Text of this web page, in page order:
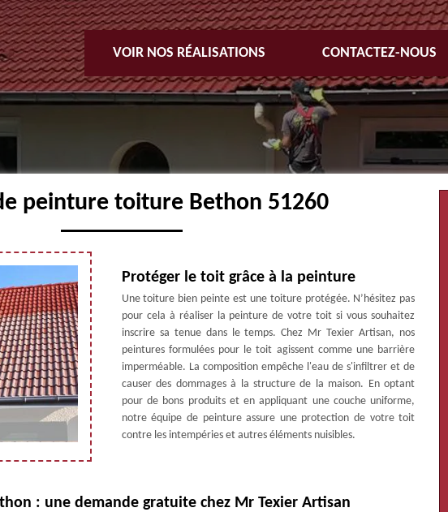
VOIR NOS RÉALISATIONS CONTACTEZ-NOUS
peinture toiture Bethon 51260
Protéger le toit grâce à la peinture
Une toiture bien peinte est une toiture protégée. N’hésitez pas
pour cela à réaliser la peinture de votre toit si vous souhaitez
inscrire sa tenue dans le temps. Chez Mr Texier Artisan, nos
peintures formulées pour le toit agissent comme une barrière
imperméable. La composition empêche l'eau de s'infiltrer et de
causer des dommages à la structure de la maison. En optant
pour de bons produits et en appliquant une couche uniforme,
notre équipe de peinture assure une protection de votre toit
contre les intempéries et autres éléments nuisibles.
: une demande gratuite chez Mr Texier Artisan